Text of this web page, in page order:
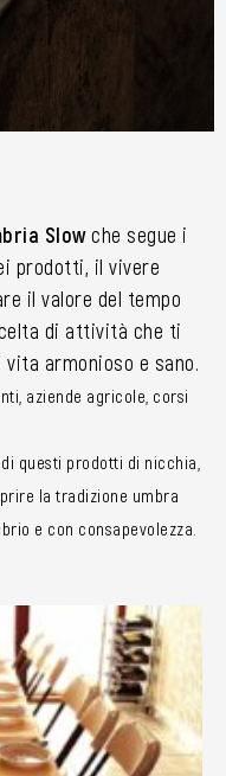
Slowche segue i
prodotti, il vivere
il valore del tempo
di attività che ti
armonioso e sano.
aziende agricole, corsi
questi prodotti di nicchia,
la tradizione umbra
e con consapevolezza.